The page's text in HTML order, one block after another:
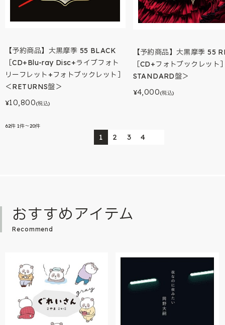
【予約商品】大黒摩季 55 BLACK
［CD+Blu-ray Disc+ライブフォト
リーフレット+フォトブックレット］
＜RETURNS盤＞
¥10,800(税込)
【予約商品】大黒摩季 55
［CD+フォトブックレット
STANDARD盤＞
¥4,000(税込)
62件 1件～20件
1 2 3 4
おすすめアイテム
Recommend